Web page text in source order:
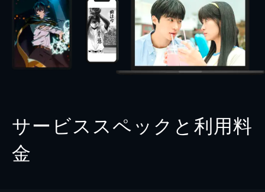
サービススペックと利用料
金